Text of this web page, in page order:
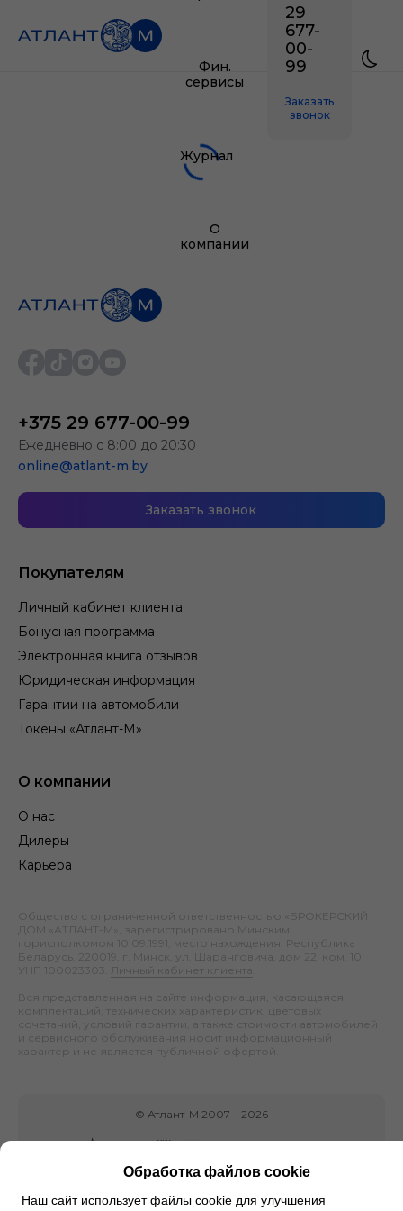
Фин.
сервисы
Журнал
О
компании
29
677-
00-
99
Заказать
звонок
Покупателям
Личный кабинет клиента
Бонусная программа
Электронная книга отзывов
Юридическая информация
Гарантии на автомобили
Токены «Атлант-М»
О компании
О нас
Дилеры
Карьера
+375 29 677-00-99
Ежедневно с 8:00 до 20:30
online@atlant-m.by
Заказать звонок
Общество с ограниченной ответственностью «БРОКЕРСКИЙ
ДОМ «АТЛАНТ-М», зарегистрировано Минским
горисполкомом 10.09.1991; место нахождения: Республика
Беларусь, 220019, г. Минск, ул. Шаранговича, дом 22, ком. 10;
УНП 100023303.
Личный кабинет клиента
Вся представленная на сайте информация, касающаяся
комплектаций, технических характеристик, цветовых
сочетаний, условий гарантии, а также стоимости автомобилей
и сервисного обслуживания носит информационный
характер и не является публичной офертой.
© Атлант-М 2007 – 2026
Обработка файлов cookie
Наш сайт использует файлы cookie для улучшения